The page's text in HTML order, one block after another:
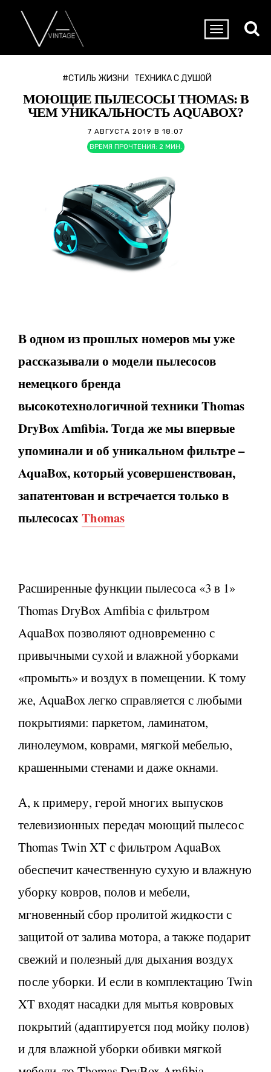
#СТИЛЬ ЖИЗНИ ТЕХНИКА С ДУШОЙ
МОЮЩИЕ ПЫЛЕСОСЫ THOMAS: В
ЧЕМ УНИКАЛЬНОСТЬ AQUABOX?
7 АВГУСТА 2019 В 18:07
ВРЕМЯ ПРОЧТЕНИЯ: 2 МИН.
В одном из прошлых номеров мы уже
рассказывали о модели пылесосов
немецкого бренда
высокотехнологичной техникиThomas
DryBoxAmfibia. Тогда же мы впервые
упоминали и об уникальном фильтре –
AquaBox, который усовершенствован,
запатентован и встречается только в
пылесосахThomas
Расширенные функции пылесоса «3 в 1»
Thomas DryBox Amfibia с фильтром
AquaBox позволяют одновременно с
привычными сухой и влажной уборками
«промыть» и воздух в помещении. К тому
же, AquaBox легко справляется с любыми
покрытиями: паркетом, ламинатом,
линолеумом, коврами, мягкой мебелью,
крашенными стенами и даже окнами.
А, к примеру, герой многих выпусков
телевизионных передач моющий пылесос
Thomas Twin XT с фильтром AquaBox
обеспечит качественную сухую и влажную
уборку ковров, полов и мебели,
мгновенный сбор пролитой жидкости с
защитой от залива мотора, а также подарит
свежий и полезный для дыхания воздух
после уборки. И если в комплектацию Twin
XT входят насадки для мытья ковровых
покрытий (адаптируется под мойку полов)
и для влажной уборки обивки мягкой